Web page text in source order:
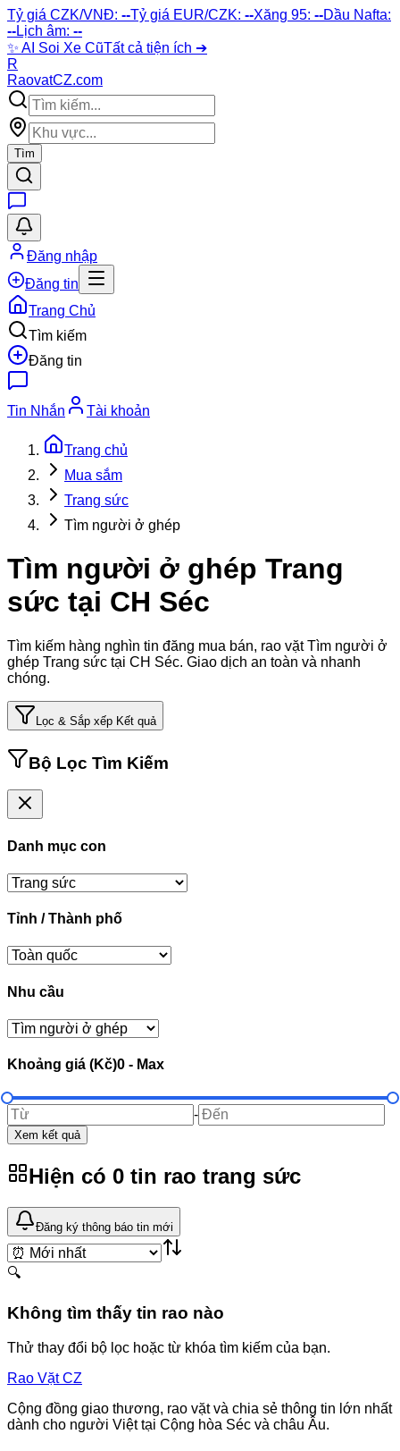
Tỷ giá CZK/VNĐ: --Tỷ giá EUR/CZK: --Xăng 95: --Dầu Nafta:
--Lịch âm: --
✨ AI Soi Xe CũTất cả tiện ích ➔
R
RaovatCZ.com
Tìm
Đăng nhập
Đăng tin
Trang Chủ
Tìm kiếm
Đăng tin
Tin Nhắn Tài khoản
Trang chủ
Mua sắm
Trang sức
Tìm người ở ghép
Tìm người ở ghép Trang
sức tại CH Séc
Tìm kiếm hàng nghìn tin đăng mua bán, rao vặtTìm người ở
ghép Trang sức tại CH Séc. Giao dịch an toàn và nhanh
chóng.
Lọc & Sắp xếp Kết quả
Bộ Lọc Tìm Kiếm
Danh mục con
Tỉnh / Thành phố
Nhu cầu
Khoảng giá (Kč)0 - Max
-
Xem kết quả
Hiện có 0 tin rao trang sức
Đăng ký thông báo tin mới
🔍
Không tìm thấy tin rao nào
Thử thay đổi bộ lọc hoặc từ khóa tìm kiếm của bạn.
Rao VặtCZ
Cộng đồng giao thương, rao vặt và chia sẻ thông tin lớn nhất
dành cho người Việt tại Cộng hòa Séc và châu Âu.